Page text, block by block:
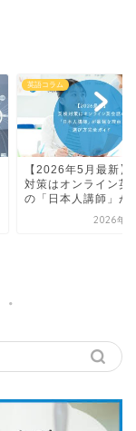
英語コラム
英語嫌いの子が“自
ら話すようになった
庭の取り組みとは
2025年11